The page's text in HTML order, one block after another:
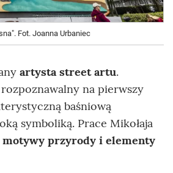
Fot. Joanna Urbaniec
artysta street artu.
na pierwszy
baśniową
symboliką. Prace Mikołaja
motywy przyrody i elementy